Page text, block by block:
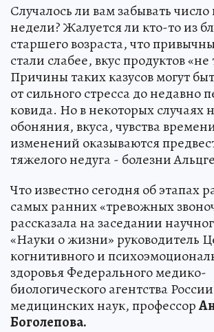
Случалось ли вам забывать
недели? Жалуется ли кто-то из
старшего возраста, что
стали слабее, вкус продуктов «не
Причины таких казусов могут
от сильного стресса до недавно
ковида. Но в некоторых случаях
обоняния, вкуса, чувства
изменений оказываются
тяжелого недуга - болезни
Что известно сегодня об этапах
самых ранних «тревожных
рассказала на заседании
«Науки о жизни» руководитель
когнитивного и
здоровья Федерального медико-
биологического агентства
медицинских наук, профессор
Боголепова.